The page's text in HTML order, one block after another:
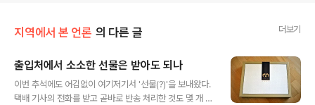
지역에서 본 언론 의 다른 글 더보기
출입처에서 소소한 선물은 받아도 되나
이번 추석에도 어김없이 여기저기서 '선물(?)'을 보내왔다.
택배 기사의 전화를 받고 곧바로 반송 처리한 것도 몇 개 있